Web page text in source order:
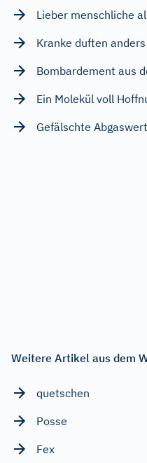
Lieber menschliche
Kranke duften anders
Bombardement aus
Ein Molekül voll
Gefälschte
Weitere Artikel aus dem
quetschen
Posse
Fex